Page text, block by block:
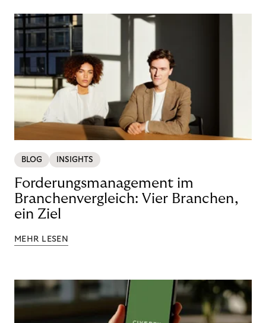
BLOG INSIGHTS
Forderungsmanagement im
Branchenvergleich: Vier Branchen,
ein Ziel
MEHR LESEN